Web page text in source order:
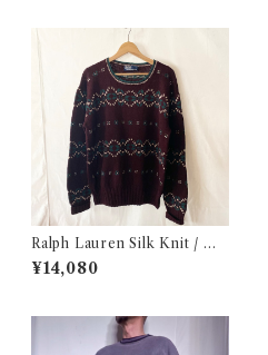
Ralph Lauren Silk Knit / ラ
ルフローレン シルク セーター
古着
¥14,080